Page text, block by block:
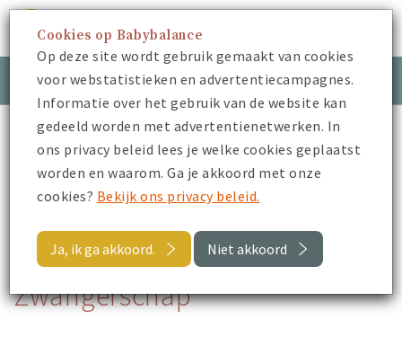
Inloggen Meld je aan
Babybalance
Video's van onze partners
Zwangerschap
Terug naar Video's van onze partners
Zwangerschap
Cookies op Babybalance
Op deze site wordt gebruik gemaakt van cookies
voor webstatistieken en advertentiecampagnes.
Informatie over het gebruik van de website kan
gedeeld worden met advertentienetwerken. In
ons privacy beleid lees je welke cookies geplaatst
worden en waarom. Ga je akkoord met onze
cookies? Bekijk ons privacy beleid.
Ja, ik ga akkoord. Niet akkoord